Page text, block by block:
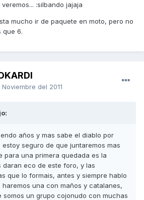
:silbando jajaja
mucho ir de paquete en moto, pero no
que 6.
del 2011
años y mas sabe el diablo por
seguro de que juntaremos mas
para una primera quedada es la
daran eco de este foro, y las
que lo formais, antes y siempre hablo
una con maños y catalanes,
somos un grupo cojonudo con muchas